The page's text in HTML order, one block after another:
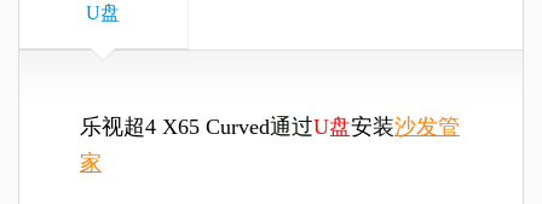
U盘
乐视超4 X65 Curved通过U盘安装沙发管
家